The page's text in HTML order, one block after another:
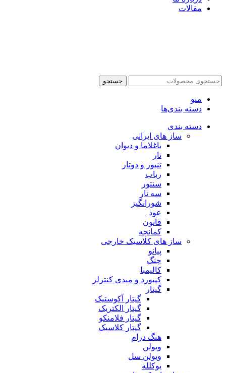
مقالات
جستجو
منو
دسته بندی‌ها
دسته بندی
ساز های ایرانی
باغلاما و دیوان
تار
تنبور و دوتار
رباب
سنتور
سه تار
شورانگیز
عود
قانون
کمانچه
ساز های کلاسیک خارجی
پیانو
چنگ
کالیمبا
کیبورد و میدی کنترلر
گیتار
گیتار آکوستیک
گیتار الکتریک
گیتار فلامنکو
گیتار کلاسیک
هنگ درام
ویولن
ویولن سل
یوکلله